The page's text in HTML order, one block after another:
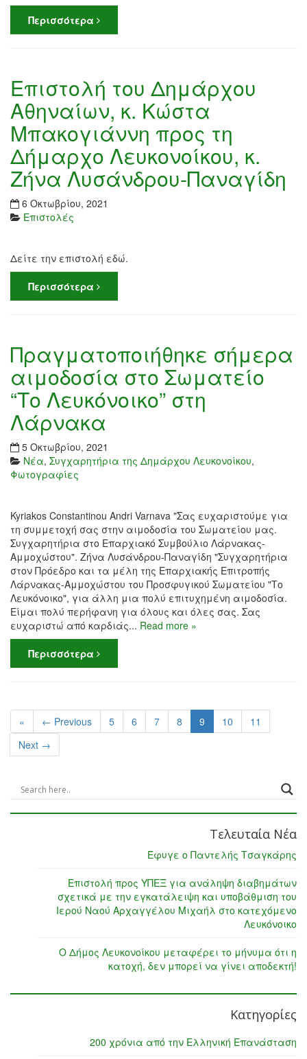
Περισσότερα
Επιστολή του Δημάρχου
Αθηναίων, κ. Κώστα
Μπακογιάννη προς τη
Δήμαρχο Λευκονοίκου, κ.
Ζήνα Λυσάνδρου-Παναγίδη
6 Οκτωβρίου, 2021
Επιστολές
Δείτε την επιστολή εδώ.
Περισσότερα
Πραγματοποιήθηκε σήμερα
αιμοδοσία στο Σωματείο
“Το Λευκόνοικο” στη
Λάρνακα
5 Οκτωβρίου, 2021
Νέα, Συγχαρητήρια της Δημάρχου Λευκονοίκου,
Φωτογραφίες
Kyriakos Constantinou Andri Varnava "Σας ευχαριστούμε για
τη συμμετοχή σας στην αιμοδοσία του Σωματείου μας.
Συγχαρητήρια στο Επαρχιακό Συμβούλιο Λάρνακας-
Αμμοχώστου". Ζήνα Λυσάνδρου-Παναγίδη "Συγχαρητήρια
στον Πρόεδρο και τα μέλη της Επαρχιακής Επιτροπής
Λάρνακας-Αμμοχώστου του Προσφυγικού Σωματείου "Το
Λευκόνοικο", για άλλη μια πολύ επιτυχημένη αιμοδοσία.
Είμαι πολύ περήφανη για όλους και όλες σας. Σας
ευχαριστώ από καρδιάς... Read more »
Περισσότερα
« ← Previous 5 6 7 8 9 10
11
Next →
Τελευταία Νέα
Έφυγε ο Παντελής Τσαγκάρης
Επιστολή προς ΥΠΕΞ για ανάληψη διαβημάτων
σχετικά με την εγκατάλειψη και υποβάθμιση του
Ιερού Ναού Αρχαγγέλου Μιχαήλ στο κατεχόμενο
Λευκόνοικο
Ο Δήμος Λευκονοίκου μεταφέρει το μήνυμα ότι η
κατοχή, δεν μπορεί να γίνει αποδεκτή!
Κατηγορίες
200 χρόνια από την Ελληνική Επανάσταση